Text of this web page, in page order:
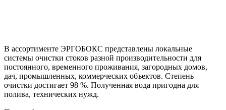
В ассортименте ЭРГОБОКС представлены локальные
системы очистки стоков разной производительности для
постоянного, временного проживания, загородных домов,
дач, промышленных, коммерческих объектов. Степень
очистки достигает 98 %. Полученная вода пригодна для
полива, технических нужд.